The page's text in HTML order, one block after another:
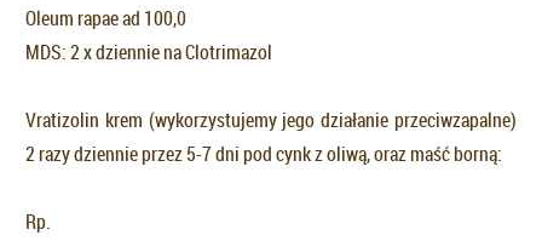
Oleum rapae ad 100,0
MDS: 2 x dziennie na Clotrimazol
Vratizolin krem (wykorzystujemy jego działanie przeciwzapalne)
2 razy dziennie przez 5-7 dni pod cynk z oliwą, oraz maść borną:
Rp.